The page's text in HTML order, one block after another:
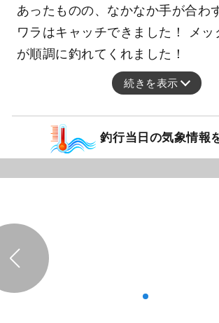
あったものの、なかなか手が合わ
ワラはキャッチできました！ メッ
が順調に釣れてくれました！
続きを表示
釣行当日の気象情報